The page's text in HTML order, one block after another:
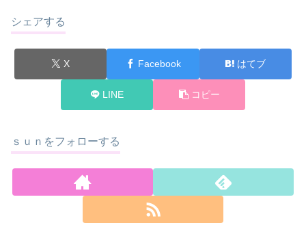
シェアする
X Facebook はてブ
LINE コピー
ｓｕｎをフォローする